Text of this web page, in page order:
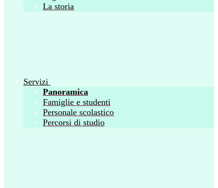
La storia
Servizi
Panoramica
Famiglie e studenti
Personale scolastico
Percorsi di studio